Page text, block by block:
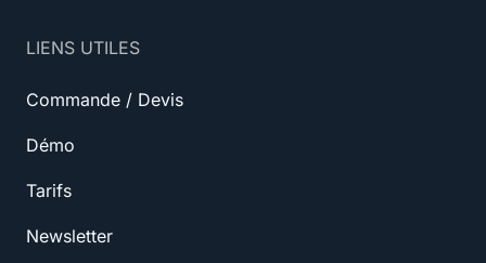
LIENS UTILES
Commande / Devis
Démo
Tarifs
Newsletter